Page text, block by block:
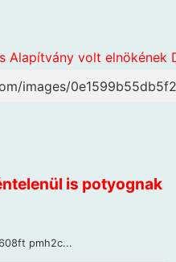
Alapítvány volt
images/